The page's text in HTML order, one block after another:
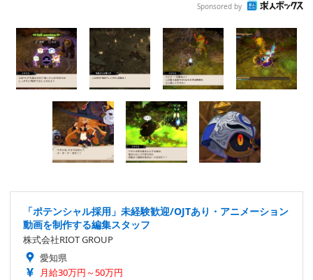
Sponsored by
「ポテンシャル採用」未経験歓迎/OJTあり・アニメーション
動画を制作する編集スタッフ
株式会社RIOT GROUP
愛知県
月給30万円～50万円